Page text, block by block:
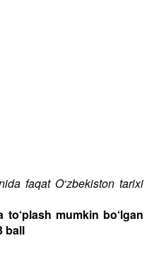
faqat O‘zbekiston tarixi
mumkin bo‘lgan
ball